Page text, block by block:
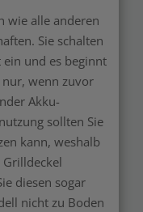
wie alle anderen
Sie schalten
und es beginnt
wenn zuvor
Akku-
sollten Sie
kann, weshalb
diesen sogar
nicht zu Boden